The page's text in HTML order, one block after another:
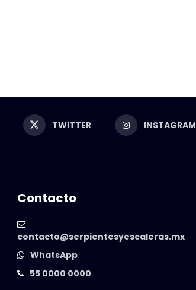
TWITTER INSTAGRAM
Contacto
contacto@serpientesyescaleras.mx
WhatsApp
55 0000 0000